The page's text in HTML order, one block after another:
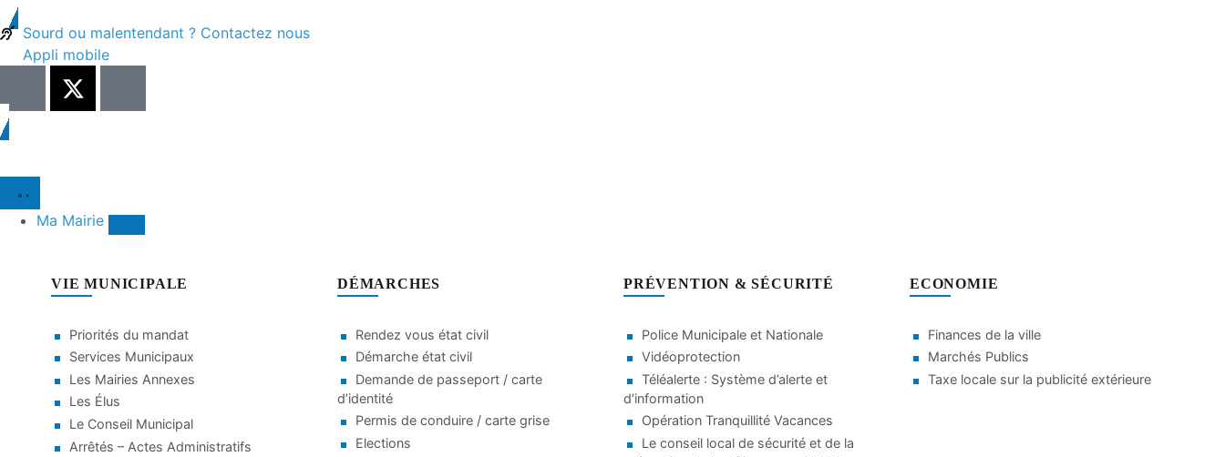
principal
Sourd ou malentendant ? Contactez nous
Appli mobile
Ma Mairie
VIE MUNICIPALE
Priorités du mandat
Services Municipaux
Les Mairies Annexes
Les Élus
Le Conseil Municipal
Arrêtés – Actes Administratifs
DÉMARCHES
Rendez vous état civil
Démarche état civil
Demande de passeport / carte
d’identité
Permis de conduire / carte grise
Elections
PRÉVENTION & SÉCURITÉ
Police Municipale et Nationale
Vidéoprotection
Téléalerte : Système d’alerte et
d’information
Opération Tranquillité Vacances
Le conseil local de sécurité et de la
ECONOMIE
Finances de la ville
Marchés Publics
Taxe locale sur la publicité extérieure